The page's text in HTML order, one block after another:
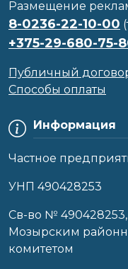
Информация
Частное
УНП 490428253
Cв-во № 490428253,
Мозырским
комитетом
Размещение
8-0236-22-10-00
+375-29-680-75-
Публичный
Способы оплаты